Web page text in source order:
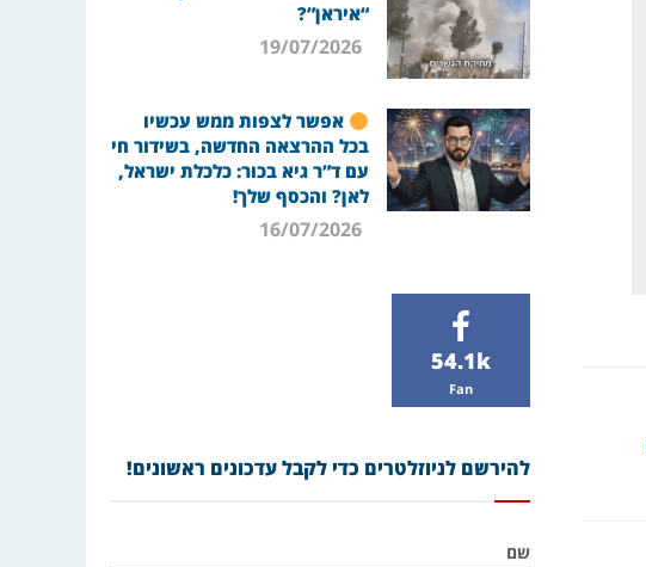
“איראן”?
19/07/2026
אפשר לצפות ממש עכשיו
בכל ההרצאה החדשה, בשידור חי
עם ד”ר גיא בכור: כלכלת ישראל,
לאן? והכסף שלך!
16/07/2026
54.1k
Fan
להירשם לניוזלטרים כדי לקבל עדכונים ראשונים!
שם